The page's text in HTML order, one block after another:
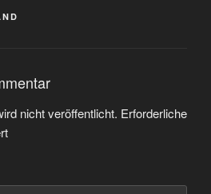
nicht veröffentlicht. Erforderliche